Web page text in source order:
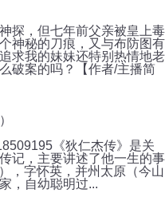
探，但七年前父亲被皇上毒
神秘的刀痕，又与布防图有
求我的妹妹还特别热情地老
破案的吗？【作者/主播简
《狄仁杰传》是关
记，主要讲述了他一生的事
，字怀英，并州太原（今山
，自幼聪明过...